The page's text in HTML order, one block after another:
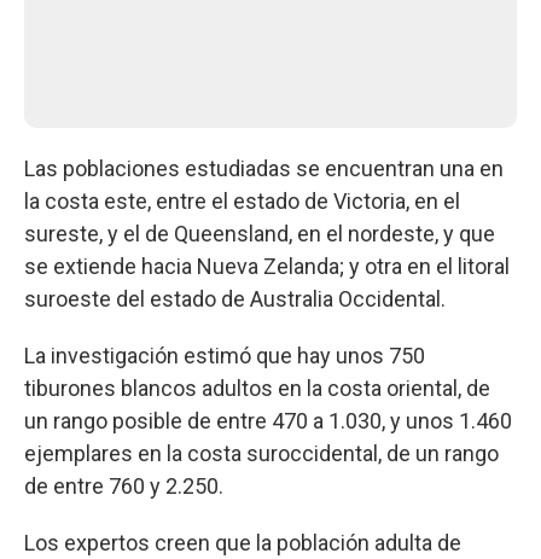
Las poblaciones estudiadas se encuentran una en
la costa este, entre el estado de Victoria, en el
sureste, y el de Queensland, en el nordeste, y que
se extiende hacia Nueva Zelanda; y otra en el litoral
suroeste del estado de Australia Occidental.
La investigación estimó que hay unos 750
tiburones blancos adultos en la costa oriental, de
un rango posible de entre 470 a 1.030, y unos 1.460
ejemplares en la costa suroccidental, de un rango
de entre 760 y 2.250.
Los expertos creen que la población adulta de